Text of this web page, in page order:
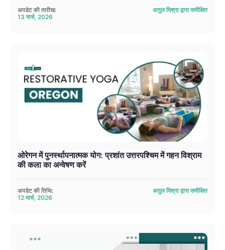
अपडेट की तारीख:
13 मार्च, 2026
अतुल मिश्रा द्वारा समीक्षित
ओरेगन में पुनर्स्थापनात्मक योग: प्रशांत उत्तरपश्चिम में गहन विश्राम
की कला का अन्वेषण करें
अपडेट की तिथि:
12 मार्च, 2026
अतुल मिश्रा द्वारा समीक्षित